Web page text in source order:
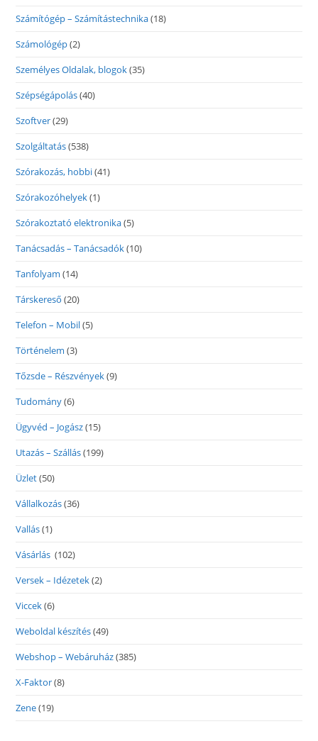
Számítógép – Számítástechnika(18)
Számológép(2)
Személyes Oldalak, blogok(35)
Szépségápolás(40)
Szoftver(29)
Szolgáltatás(538)
Szórakozás, hobbi(41)
Szórakozóhelyek(1)
Szórakoztató elektronika(5)
Tanácsadás – Tanácsadók(10)
Tanfolyam (14)
Társkereső (20)
Telefon – Mobil(5)
Történelem (3)
Tőzsde – Részvények(9)
Tudomány(6)
Ügyvéd – Jogász(15)
Utazás – Szállás(199)
Üzlet(50)
Vállalkozás(36)
Vallás(1)
Vásárlás (102)
Versek – Idézetek(2)
Viccek(6)
Weboldal készítés(49)
Webshop – Webáruház(385)
X-Faktor(8)
Zene(19)